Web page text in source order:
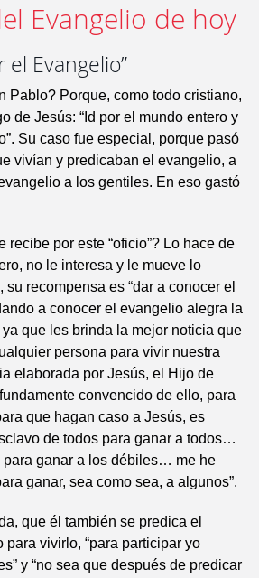
Evangelio de hoy
el Evangelio”
Pablo? Porque, como todo cristiano,
de Jesús: “Id por el mundo entero y
Su caso fue especial, porque pasó
vivían y predicaban el evangelio, a
a los gentiles. En eso gastó
recibe por este “oficio”? Lo hace de
no le interesa y le mueve lo
recompensa es “dar a conocer el
a conocer el evangelio alegra la
que les brinda la mejor noticia que
persona para vivir nuestra
elaborada por Jesús, el Hijo de
convencido de ello, para
que hagan caso a Jesús, es
de todos para ganar a todos…
ganar a los débiles… me he
ganar, sea como sea, a algunos”.
que él también se predica el
vivirlo, “para participar yo
y “no sea que después de predicar